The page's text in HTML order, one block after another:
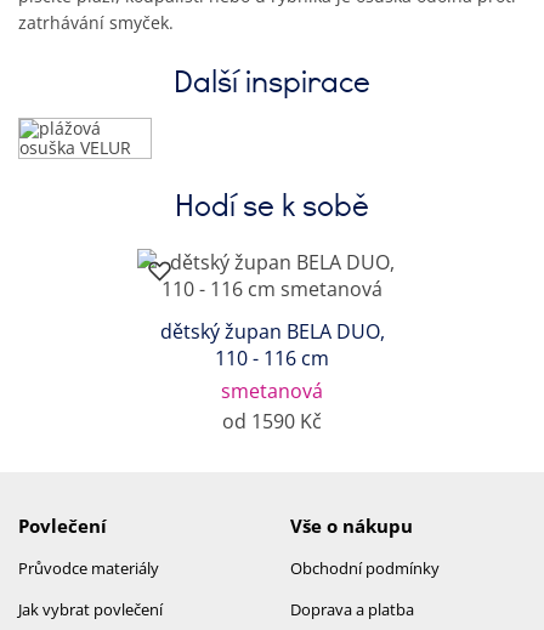
zatrhávání smyček.
Další inspirace
Hodí se k sobě
dětský župan BELA DUO,
110 - 116 cm
smetanová
od 1590 Kč
Povlečení
Průvodce materiály
Jak vybrat povlečení
Vše o nákupu
Obchodní podmínky
Doprava a platba